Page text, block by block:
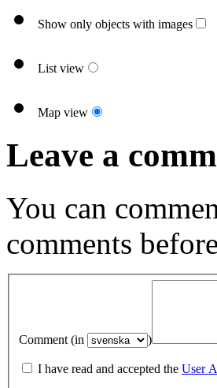
Show only objects with images
List view
Map view
Leave a
You can
comments
Comment (in )
I have read and accepted the User